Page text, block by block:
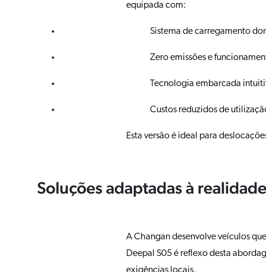
equipada com:
Sistema de carregamento
Zero emissões e
Tecnologia embarcada
Custos reduzidos de
Esta versão é ideal para
Soluções adaptadas à
A Changan desenvolve veículos
Deepal S05 é reflexo desta